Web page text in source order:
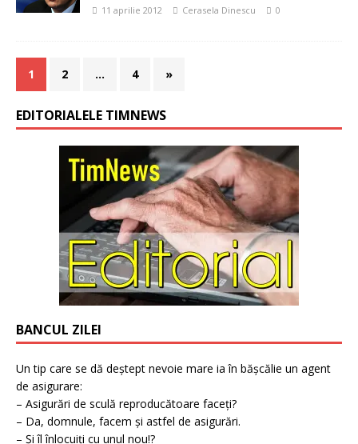
11 aprilie 2012 Cerasela Dinescu 0
1 2 … 4 »
EDITORIALELE TIMNEWS
BANCUL ZILEI
Un tip care se dă deștept nevoie mare ia în bășcălie un agent
de asigurare:
– Asigurări de sculă reproducătoare faceți?
– Da, domnule, facem și astfel de asigurări.
– Și îl înlocuiți cu unul nou!?